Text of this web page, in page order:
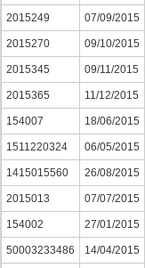
2015249 07/09/2015
2015270 09/10/2015
2015345 09/11/2015
2015365 11/12/2015
154007 18/06/2015
1511220324 06/05/2015
1415015560 26/08/2015
2015013 07/07/2015
154002 27/01/2015
50003233486 14/04/2015